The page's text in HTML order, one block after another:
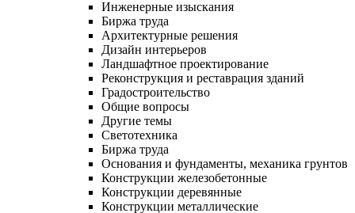
Инженерные изыскания
Биржа труда
Архитектурные решения
Дизайн интерьеров
Ландшафтное проектирование
Реконструкция и реставрация зданий
Градостроительство
Общие вопросы
Другие темы
Светотехника
Биржа труда
Основания и фундаменты, механика грунтов
Конструкции железобетонные
Конструкции деревянные
Конструкции металлические